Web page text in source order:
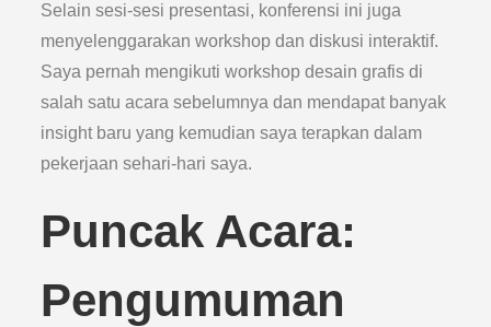
Selain sesi-sesi presentasi, konferensi ini juga
menyelenggarakan workshop dan diskusi interaktif.
Saya pernah mengikuti workshop desain grafis di
salah satu acara sebelumnya dan mendapat banyak
insight baru yang kemudian saya terapkan dalam
pekerjaan sehari-hari saya.
Puncak Acara:
Pengumuman